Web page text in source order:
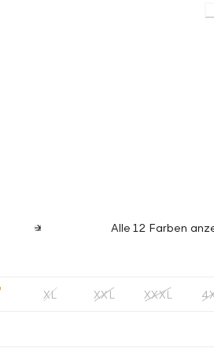
Alle 12 Farben
XL XXL XXXL